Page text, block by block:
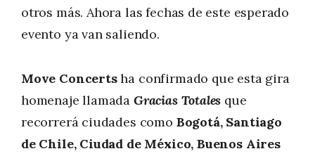
otros más. Ahora las fechas de este esperado
evento ya van saliendo.
Move Concertsha confirmado que esta gira
homenaje llamada Gracias Totales que
recorrerá ciudades como Bogotá, Santiago
de Chile, Ciudad de México, Buenos Aires